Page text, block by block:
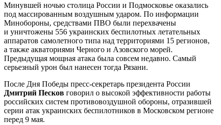
Минувшей ночью столица России и Подмосковье оказались
под массированным воздушным ударом. По информации
Минобороны, средствами ПВО были перехвачены
и уничтожены 556 украинских беспилотных летательных
аппаратов самолетного типа над территориями 15 регионов,
а также акваториями Черного и Азовского морей.
Предыдущая мощная атака была совсем недавно. Самый
серьезный урон был нанесен тогда Рязани.
После Дня Победы пресс-секретарь президента России
Дмитрий Песков говорил о высокой эффективности работы
российских систем противовоздушной обороны, отразившей
серии атак украинских беспилотников в Московском регионе
перед 9 мая.